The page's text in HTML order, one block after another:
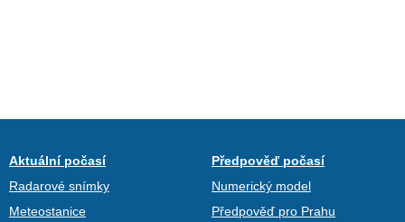
Aktuální počasí
Radarové snímky
Meteostanice
Předpověď počasí
Numerický model
Předpověď pro Prahu